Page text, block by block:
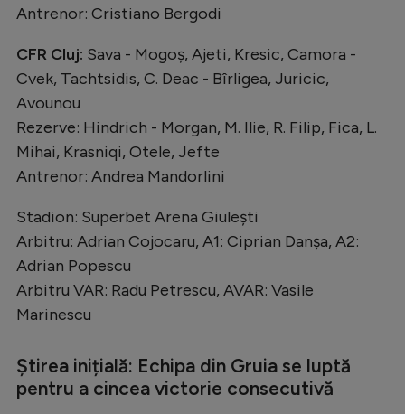
Antrenor: Cristiano Bergodi
CFR Cluj: Sava - Mogoș, Ajeti, Kresic, Camora -
Cvek, Tachtsidis, C. Deac - Bîrligea, Juricic,
Avounou
Rezerve: Hindrich - Morgan, M. Ilie, R. Filip, Fica, L.
Mihai, Krasniqi, Otele, Jefte
Antrenor: Andrea Mandorlini
Stadion: Superbet Arena Giulești
Arbitru: Adrian Cojocaru, A1: Ciprian Danșa, A2:
Adrian Popescu
Arbitru VAR: Radu Petrescu, AVAR: Vasile
Marinescu
Știrea inițială: Echipa din Gruia se luptă
pentru a cincea victorie consecutivă